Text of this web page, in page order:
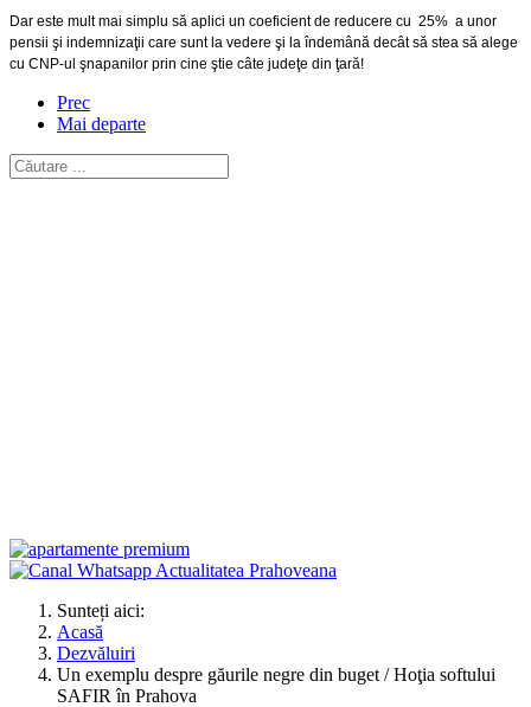
Dar este mult mai simplu să aplici un coeficient de reducere cu 25% a unor
pensii şi indemnizaţii care sunt la vedere şi la îndemână decât să stea să alege
cu CNP-ul şnapanilor prin cine ştie câte judeţe din ţară!
Prec
Mai departe
Sunteți aici:
Acasă
Dezvăluiri
Un exemplu despre găurile negre din buget / Hoţia softului
SAFIR în Prahova